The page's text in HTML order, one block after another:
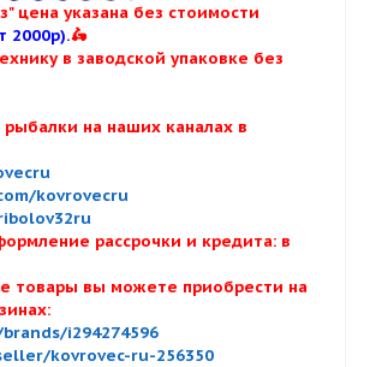
цена указана без стоимости
2000р).🛵
в заводской упаковке без
на наших каналах в
kovrovecru
рассрочки и кредита: в
товары вы можете приобрести на
i294274596
kovrovec-ru-256350